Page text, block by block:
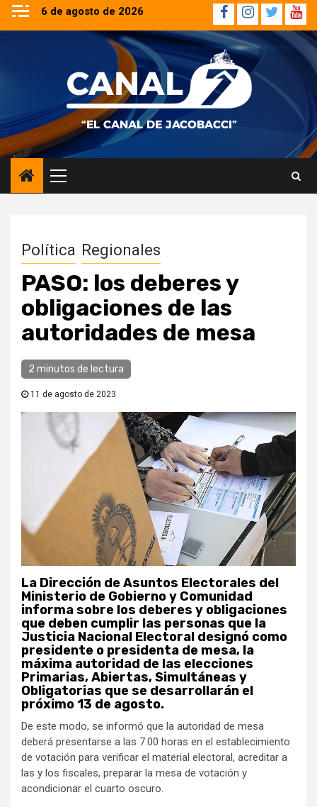
Saltar
contenido
6 de agosto de 2026 Facebook
Instagram
Twitter
Menú
principal
Política Regionales
PASO: los deberes y
obligaciones de las
autoridades de mesa
2 minutos de lectura
11 de agosto de 2023
La Dirección de Asuntos Electorales del
Ministerio de Gobierno y Comunidad
informa sobre los deberes y obligaciones
que deben cumplir las personas que la
Justicia Nacional Electoral designó como
presidente o presidenta de mesa, la
máxima autoridad de las elecciones
Primarias, Abiertas, Simultáneas y
Obligatorias que se desarrollarán el
próximo 13 de agosto.
De este modo, se informó que la autoridad de mesa
deberá presentarse a las 7.00 horas en el establecimiento
de votación para verificar el material electoral, acreditar a
las y los fiscales, preparar la mesa de votación y
acondicionar el cuarto oscuro.